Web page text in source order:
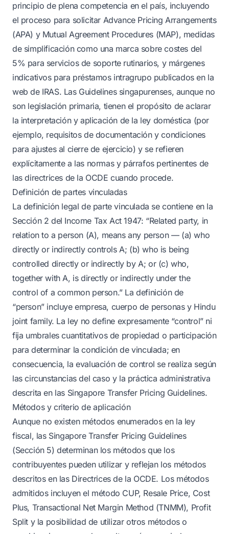
principio de plena competencia en el país, incluyendo
el proceso para solicitar Advance Pricing Arrangements
(APA) y Mutual Agreement Procedures (MAP), medidas
de simplificación como una marca sobre costes del
5% para servicios de soporte rutinarios, y márgenes
indicativos para préstamos intragrupo publicados en la
web de IRAS. Las Guidelines singapurenses, aunque no
son legislación primaria, tienen el propósito de aclarar
la interpretación y aplicación de la ley doméstica (por
ejemplo, requisitos de documentación y condiciones
para ajustes al cierre de ejercicio) y se refieren
explícitamente a las normas y párrafos pertinentes de
las directrices de la OCDE cuando procede.
Definición de partes vinculadas
La definición legal de parte vinculada se contiene en la
Sección 2 del Income Tax Act 1947: “Related party, in
relation to a person (A), means any person — (a) who
directly or indirectly controls A; (b) who is being
controlled directly or indirectly by A; or (c) who,
together with A, is directly or indirectly under the
control of a common person.” La definición de
“person” incluye empresa, cuerpo de personas y Hindu
joint family. La ley no define expresamente “control” ni
fija umbrales cuantitativos de propiedad o participación
para determinar la condición de vinculada; en
consecuencia, la evaluación de control se realiza según
las circunstancias del caso y la práctica administrativa
descrita en las Singapore Transfer Pricing Guidelines.
Métodos y criterio de aplicación
Aunque no existen métodos enumerados en la ley
fiscal, las Singapore Transfer Pricing Guidelines
(Sección 5) determinan los métodos que los
contribuyentes pueden utilizar y reflejan los métodos
descritos en las Directrices de la OCDE. Los métodos
admitidos incluyen el método CUP, Resale Price, Cost
Plus, Transactional Net Margin Method (TNMM), Profit
Split y la posibilidad de utilizar otros métodos o